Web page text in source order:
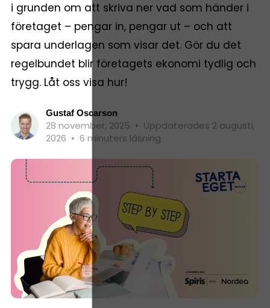
i grunden om att skriva ner vad som händer i
företaget – pengar in, pengar ut – och att
spara underlagen som visar det. Gör du det
regelbundet blir företagets ekonomi tydlig och
trygg. Låt oss visa hur!
Gustaf Oscarson
28 november, 2025 • Uppdaterades 2 augusti,
2026 • 6 minuters läsning